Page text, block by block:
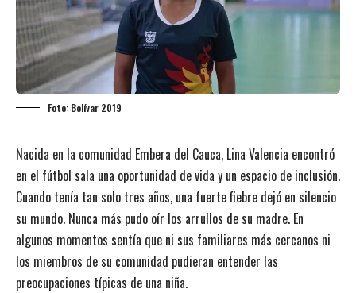
Foto: Bolívar 2019
Nacida en la comunidad Embera del Cauca, Lina Valencia encontró
en el fútbol sala una oportunidad de vida y un espacio de inclusión.
Cuando tenía tan solo tres años, una fuerte fiebre dejó en silencio
su mundo. Nunca más pudo oír los arrullos de su madre. En
algunos momentos sentía que ni sus familiares más cercanos ni
los miembros de su comunidad pudieran entender las
preocupaciones típicas de una niña.